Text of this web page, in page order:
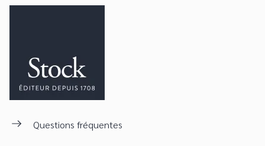
Questions fréquentes